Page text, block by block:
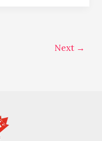
Next →